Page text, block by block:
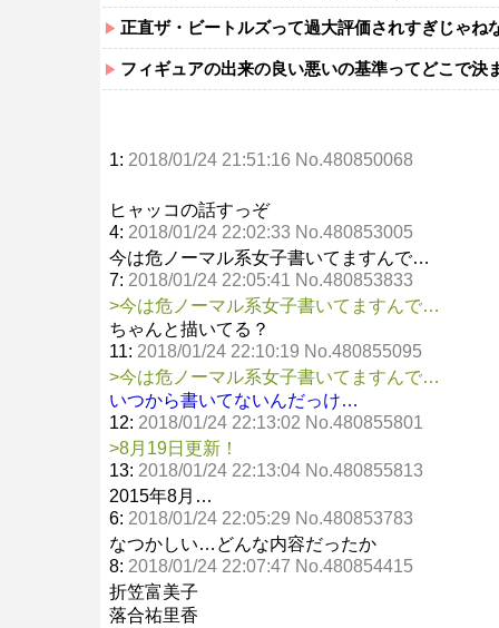
正直ザ・ビートルズって過大評価されすぎじゃね
フィギュアの出来の良い悪いの基準ってどこで決
1: 2018/01/24 21:51:16 No.480850068
ヒャッコの話すっぞ
4: 2018/01/24 22:02:33 No.480853005
今は危ノーマル系女子書いてますんで…
7: 2018/01/24 22:05:41 No.480853833
>今は危ノーマル系女子書いてますんで…
ちゃんと描いてる？
11: 2018/01/24 22:10:19 No.480855095
>今は危ノーマル系女子書いてますんで…
いつから書いてないんだっけ…
12: 2018/01/24 22:13:02 No.480855801
>8月19日更新！
13: 2018/01/24 22:13:04 No.480855813
2015年8月…
6: 2018/01/24 22:05:29 No.480853783
なつかしい…どんな内容だったか
8: 2018/01/24 22:07:47 No.480854415
折笠富美子
落合祐里香